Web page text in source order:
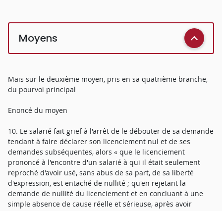
Moyens
Mais sur le deuxième moyen, pris en sa quatrième branche,
du pourvoi principal
Enoncé du moyen
10. Le salarié fait grief à l'arrêt de le débouter de sa demande
tendant à faire déclarer son licenciement nul et de ses
demandes subséquentes, alors « que le licenciement
prononcé à l'encontre d'un salarié à qui il était seulement
reproché d'avoir usé, sans abus de sa part, de sa liberté
d'expression, est entaché de nullité ; qu'en rejetant la
demande de nullité du licenciement et en concluant à une
simple absence de cause réelle et sérieuse, après avoir